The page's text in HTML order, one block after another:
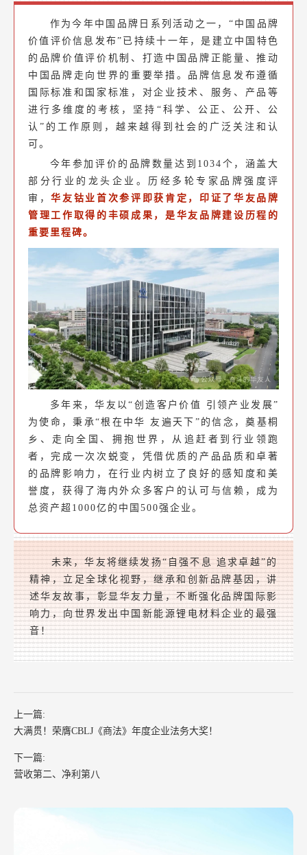
作为今年中国品牌日系列活动之一，“中国品牌
价值评价信息发布”已持续十一年，是建立中国特色
的品牌价值评价机制、打造中国品牌正能量、推动
中国品牌走向世界的重要举措。品牌信息发布遵循
国际标准和国家标准，对企业技术、服务、产品等
进行多维度的考核，坚持“科学、公正、公开、公
认”的工作原则，越来越得到社会的广泛关注和认
可。
今年参加评价的品牌数量达到1034个，涵盖大
部分行业的龙头企业。历经多轮专家品牌强度评
审，华友钴业首次参评即获肯定，印证了华友品牌
管理工作取得的丰硕成果，是华友品牌建设历程的
重要里程碑。
多年来，华友以“创造客户价值 引领产业发展”
为使命，秉承“根在中华 友遍天下”的信念，奠基桐
乡、走向全国、拥抱世界，从追赶者到行业领跑
者，完成一次次蜕变，凭借优质的产品品质和卓著
的品牌影响力，在行业内树立了良好的感知度和美
誉度，获得了海内外众多客户的认可与信赖，成为
总资产超1000亿的中国500强企业。
未来，华友将继续发扬“自强不息 追求卓越”的
精神，立足全球化视野，继承和创新品牌基因，讲
述华友故事，彰显华友力量，不断强化品牌国际影
响力，向世界发出中国新能源锂电材料企业的最强
音！
上一篇:
大满贯！荣膺CBLJ《商法》年度企业法务大奖！
下一篇:
营收第二、净利第八